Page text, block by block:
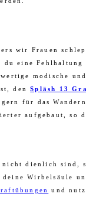
wir Frauen
eine
modische
denSpläsh 13
für das
aufgebaut, so
dienlich sind,
und